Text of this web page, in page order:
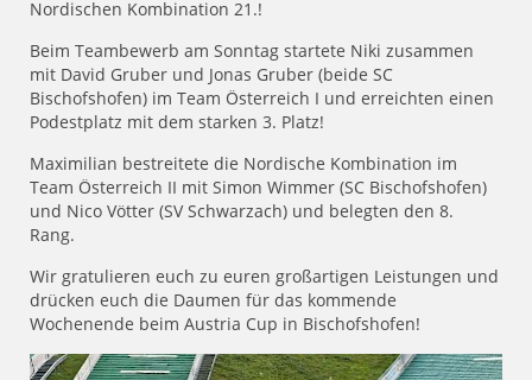
Nordischen Kombination 21.!
Beim Teambewerb am Sonntag startete Niki zusammen
mit David Gruber und Jonas Gruber (beide SC
Bischofshofen) im Team Österreich I und erreichten einen
Podestplatz mit dem starken 3. Platz!
Maximilian bestreitete die Nordische Kombination im
Team Österreich II mit Simon Wimmer (SC Bischofshofen)
und Nico Vötter (SV Schwarzach) und belegten den 8.
Rang.
Wir gratulieren euch zu euren großartigen Leistungen und
drücken euch die Daumen für das kommende
Wochenende beim Austria Cup in Bischofshofen!